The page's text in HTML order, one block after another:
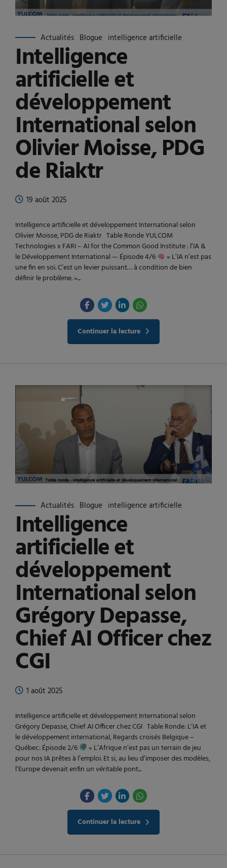
Actualités Blogue intelligence artificielle
Intelligence
artificielle et
développement
International selon
Olivier Moisse, PDG
de Riaktr
19 août 2025
Intelligence artificielle et développement International selon
Olivier Moisse, PDG de Riaktr Table Ronde YULCOM
Technologies x FARI – AI for the Common Good Institute : l’IA &
le Développement International — Épisode 4/6
« L’IA n’est pas
une fin en soi. C’est un levier puissant… à condition de bien
définir le problème. »...
Continuer la lecture
Actualités Blogue intelligence artificielle
Intelligence
artificielle et
développement
International selon
Grégory Depasse,
Chief AI Officer chez
CGI
1 août 2025
Intelligence artificielle et développement International selon
Grégory Depasse, Chief AI Officer chez CGI Table Ronde: L’IA et
le développement international, Regards croisés Belgique –
Québec: Épisode 2/6
« L’Afrique n’est pas un terrain de jeu
pour nos IA prêtes à l’emploi. Et si, au lieu d’imposer des modèles,
l’Europe devenait enfin un véritable pont...
Continuer la lecture